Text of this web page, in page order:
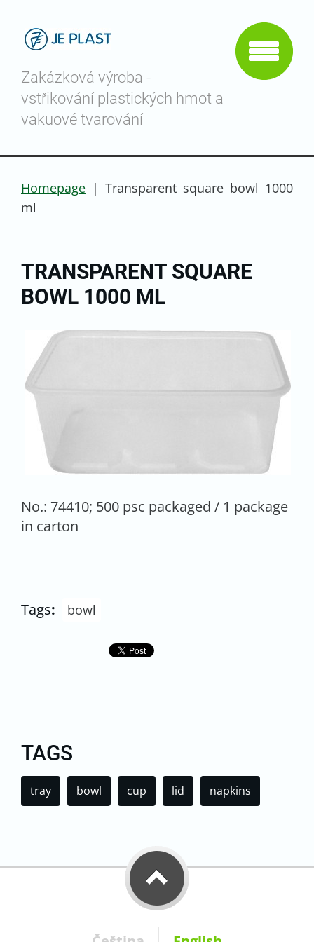
Zakázková výroba -
vstřikování plastických hmot a
vakuové tvarování
Homepage | Transparent square bowl 1000
ml
TRANSPARENT SQUARE
BOWL 1000 ML
No.: 74410; 500 psc packaged / 1 package
in carton
Tags: bowl
TAGS
tray bowl cup lid napkins